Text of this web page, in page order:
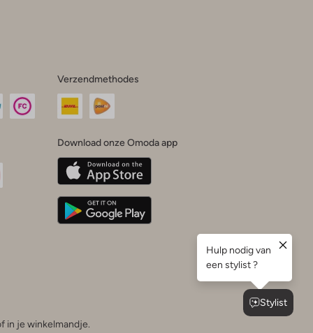
Verzendmethodes
Download onze Omoda app
in je winkelmandje.